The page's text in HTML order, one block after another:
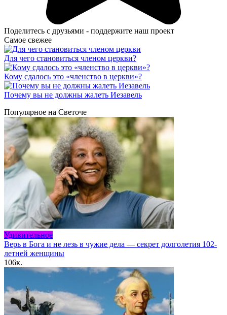
Поделитесь с друзьями - поддержите наш проект
Самое свежее
Для чего становиться членом церкви?
Кому сдалось это «членство в церкви»?
Почему вы не должны жалеть Иезавель
Популярное на Светоче
Удивительное
Верь в Бога и не лезь в чужие дела — секрет долголетия 102-
летней женщины
106к.